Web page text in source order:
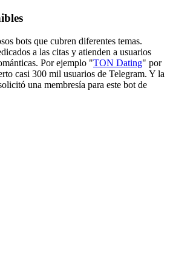
bots que cubren diferentes temas.
a las citas y atienden a usuarios
Por ejemplo "TON Dating" por
casi 300 mil usuarios de Telegram. Y la
una membresía para este bot de